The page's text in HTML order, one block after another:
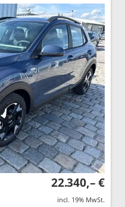
22.340,– €
incl. 19% MwSt.